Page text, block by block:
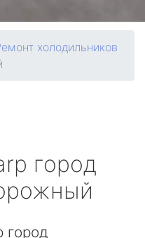
холодильников
город
город